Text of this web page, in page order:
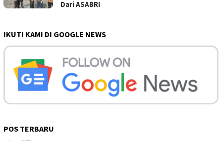
Dari ASABRI
IKUTI KAMI DI GOOGLE NEWS
POS TERBARU